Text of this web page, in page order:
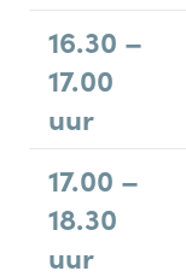
16.30 –
17.00
uur
17.00 –
18.30
uur